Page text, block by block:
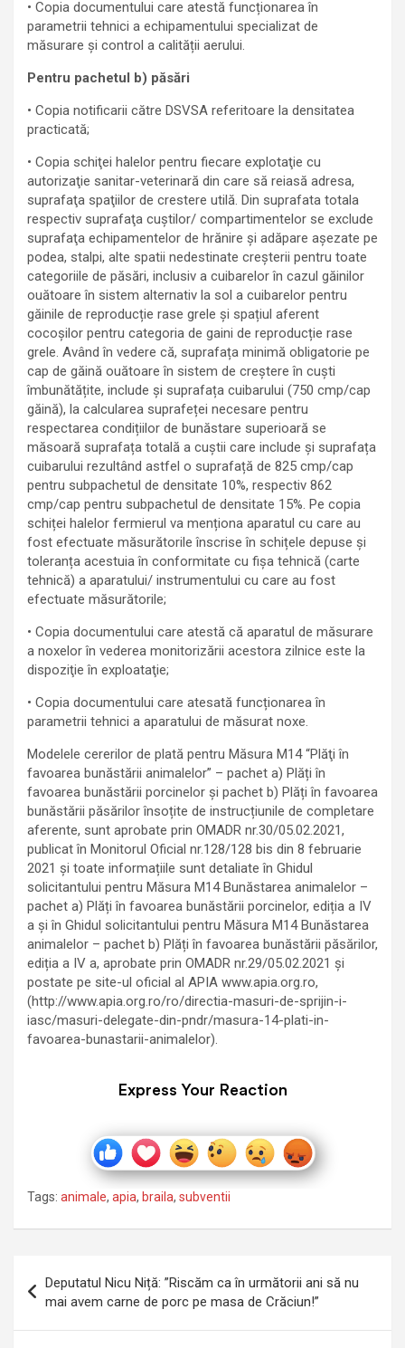
• Copia documentului care atestă funcționarea în
parametrii tehnici a echipamentului specializat de
măsurare și control a calității aerului.
Pentru pachetul b) păsări
• Copia notificarii către DSVSA referitoare la densitatea
practicată;
• Copia schiţei halelor pentru fiecare explotaţie cu
autorizaţie sanitar-veterinară din care să reiasă adresa,
suprafaţa spaţiilor de crestere utilă. Din suprafata totala
respectiv suprafaţa cuştilor/ compartimentelor se exclude
suprafaţa echipamentelor de hrănire şi adăpare așezate pe
podea, stalpi, alte spatii nedestinate creșterii pentru toate
categoriile de păsări, inclusiv a cuibarelor în cazul găinilor
ouătoare în sistem alternativ la sol a cuibarelor pentru
găinile de reproducție rase grele și spațiul aferent
cocoșilor pentru categoria de gaini de reproducție rase
grele. Având în vedere că, suprafața minimă obligatorie pe
cap de găină ouătoare în sistem de creștere în cuști
îmbunătățite, include și suprafața cuibarului (750 cmp/cap
găină), la calcularea suprafeței necesare pentru
respectarea condițiilor de bunăstare superioară se
măsoară suprafața totală a cuștii care include și suprafața
cuibarului rezultând astfel o suprafață de 825 cmp/cap
pentru subpachetul de densitate 10%, respectiv 862
cmp/cap pentru subpachetul de densitate 15%. Pe copia
schiței halelor fermierul va menționa aparatul cu care au
fost efectuate măsurătorile înscrise în schițele depuse și
toleranța acestuia în conformitate cu fișa tehnică (carte
tehnică) a aparatului/ instrumentului cu care au fost
efectuate măsurătorile;
• Copia documentului care atestă că aparatul de măsurare
a noxelor în vederea monitorizării acestora zilnice este la
dispoziţie în exploataţie;
• Copia documentului care atesată funcționarea în
parametrii tehnici a aparatului de măsurat noxe.
Modelele cererilor de plată pentru Măsura M14 “Plăţi în
favoarea bunăstării animalelor” – pachet a) Plăți în
favoarea bunăstării porcinelor și pachet b) Plăți în favoarea
bunăstării păsărilor însoțite de instrucțiunile de completare
aferente, sunt aprobate prin OMADR nr.30/05.02.2021,
publicat în Monitorul Oficial nr.128/128 bis din 8 februarie
2021 și toate informațiile sunt detaliate în Ghidul
solicitantului pentru Măsura M14 Bunăstarea animalelor –
pachet a) Plăți în favoarea bunăstării porcinelor, ediția a IV
a și în Ghidul solicitantului pentru Măsura M14 Bunăstarea
animalelor – pachet b) Plăți în favoarea bunăstării păsărilor,
ediția a IV a, aprobate prin OMADR nr.29/05.02.2021 și
postate pe site-ul oficial al APIA www.apia.org.ro,
(http://www.apia.org.ro/ro/directia-masuri-de-sprijin-i-
iasc/masuri-delegate-din-pndr/masura-14-plati-in-
favoarea-bunastarii-animalelor).
Express Your Reaction
Tags: animale, apia, braila, subventii
în
articole
Deputatul Nicu Niță: ”Riscăm ca în următorii ani să nu
mai avem carne de porc pe masa de Crăciun!”